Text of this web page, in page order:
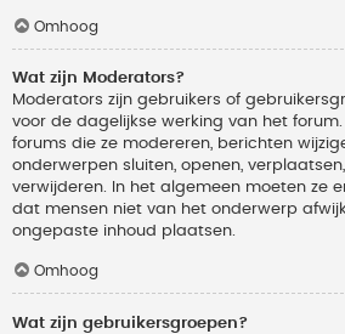
Omhoog
Wat zijn Moderators?
Moderators zijn gebruikers of
voor de dagelijkse werking van het forum.
forums die ze modereren, berichten
onderwerpen sluiten, openen,
verwijderen. In het algemeen moeten ze
dat mensen niet van het onderwerp
ongepaste inhoud plaatsen.
Omhoog
Wat zijn gebruikersgroepen?